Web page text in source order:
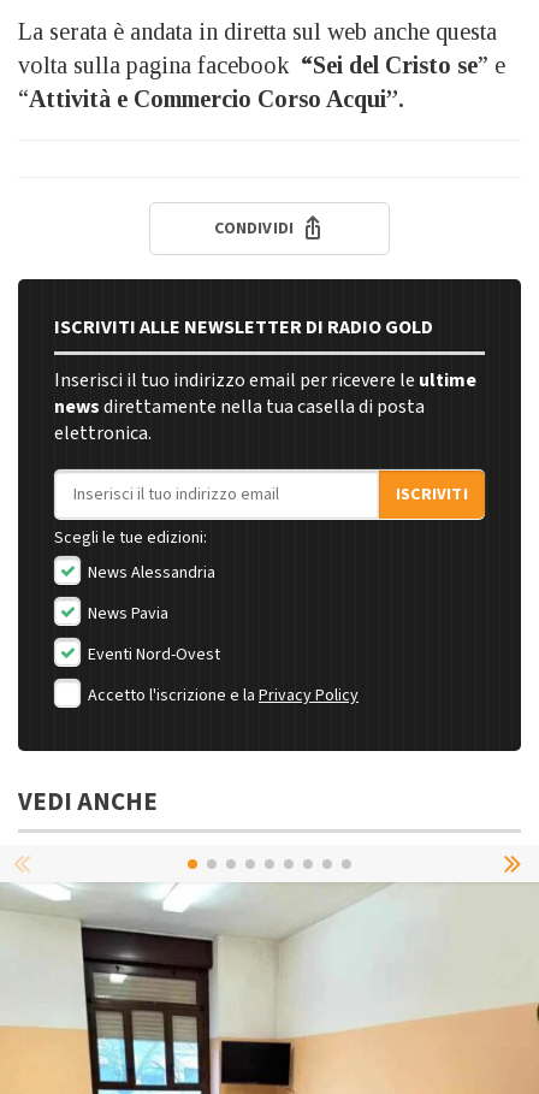
La serata è andata in diretta sul web anche questa
volta sulla pagina facebook “Sei del Cristo se” e
“Attività e Commercio Corso Acqui”.
CONDIVIDI
ISCRIVITI ALLE NEWSLETTER DI RADIO GOLD
Inserisci il tuo indirizzo email per ricevere le ultime
newsdirettamente nella tua casella di posta
elettronica.
Indirizzo email
ISCRIVITI
Scegli le tue edizioni:
News Alessandria
News Pavia
Eventi Nord-Ovest
Accetto l'iscrizione e la Privacy Policy
VEDI ANCHE